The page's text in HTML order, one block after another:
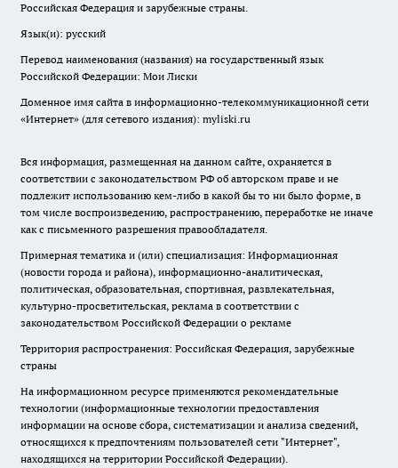
Российская Федерация и зарубежные страны.
Язык(и): русский
Перевод наименования (названия) на государственный язык
Российской Федерации: Мои Лиски
Доменное имя сайта в информационно-телекоммуникационной сети
«Интернет» (для сетевого издания): myliski.ru
Вся информация, размещенная на данном сайте, охраняется в
соответствии с законодательством РФ об авторском праве и не
подлежит использованию кем-либо в какой бы то ни было форме, в
том числе воспроизведению, распространению, переработке не иначе
как с письменного разрешения правообладателя.
Примерная тематика и (или) специализация: Информационная
(новости города и района), информационно-аналитическая,
политическая, образовательная, спортивная, развлекательная,
культурно-просветительская, реклама в соответствии с
законодательством Российской Федерации о рекламе
Территория распространения: Российская Федерация, зарубежные
страны
На информационном ресурсе применяются рекомендательные
технологии (информационные технологии предоставления
информации на основе сбора, систематизации и анализа сведений,
относящихся к предпочтениям пользователей сети "Интернет",
находящихся на территории Российской Федерации).